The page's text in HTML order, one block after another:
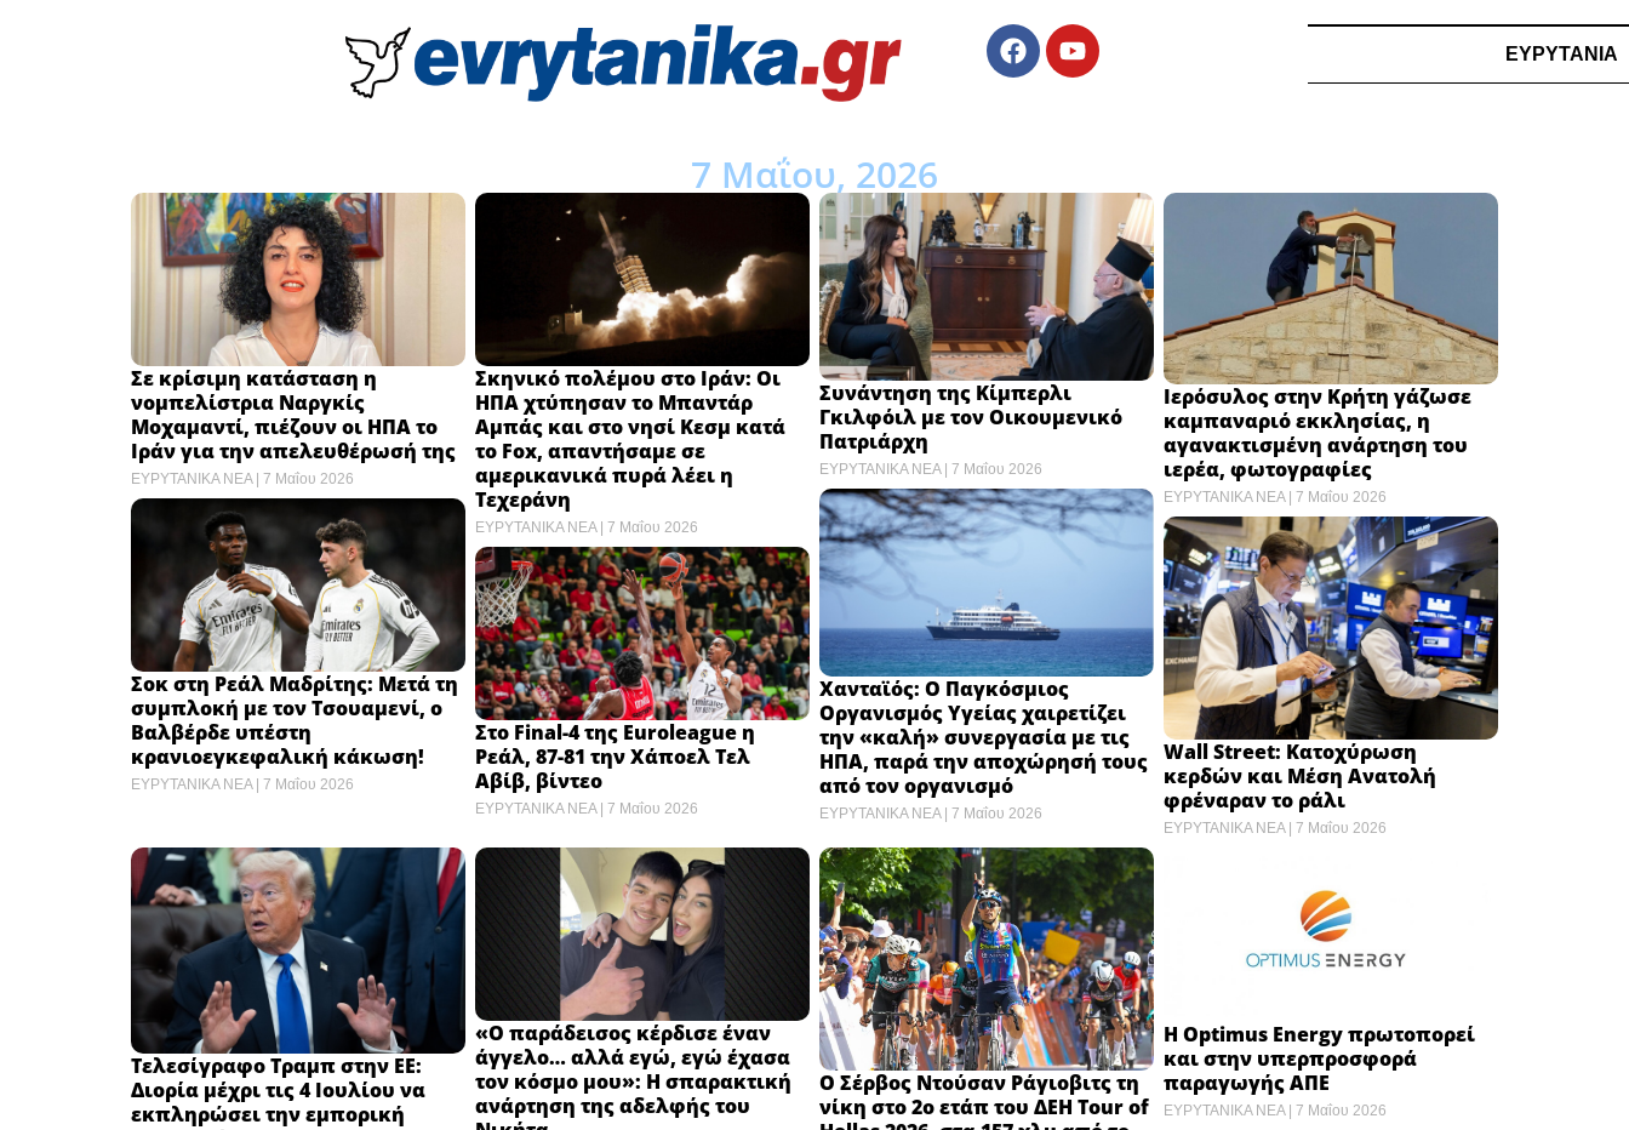
ΕΥΡΥΤΑΝΙΑ
7 Μαΐου, 2026
Σε κρίσιμη κατάσταση η
νομπελίστρια Ναργκίς
Μοχαμαντί, πιέζουν οι ΗΠΑ το
Ιράν για την απελευθέρωσή της
ΕΥΡΥΤΑΝΙΚΑ ΝΕΑ 7 Μαΐου 2026
Σκηνικό πολέμου στο Ιράν: Οι
ΗΠΑ χτύπησαν το Μπαντάρ
Αμπάς και στο νησί Κεσμ κατά
το Fox, απαντήσαμε σε
αμερικανικά πυρά λέει η
Τεχεράνη
ΕΥΡΥΤΑΝΙΚΑ ΝΕΑ 7 Μαΐου 2026
Συνάντηση της Κίμπερλι
Γκιλφόιλ με τον Οικουμενικό
Πατριάρχη
ΕΥΡΥΤΑΝΙΚΑ ΝΕΑ 7 Μαΐου 2026
Ιερόσυλος στην Κρήτη γάζωσε
καμπαναριό εκκλησίας, η
αγανακτισμένη ανάρτηση του
ιερέα, φωτογραφίες
ΕΥΡΥΤΑΝΙΚΑ ΝΕΑ 7 Μαΐου 2026
Σοκ στη Ρεάλ Μαδρίτης: Μετά τη
συμπλοκή με τον Τσουαμενί, ο
Βαλβέρδε υπέστη
κρανιοεγκεφαλική κάκωση!
ΕΥΡΥΤΑΝΙΚΑ ΝΕΑ 7 Μαΐου 2026
Στο Final-4 της Euroleague η
Ρεάλ, 87-81 την Χάποελ Τελ
Αβίβ, βίντεο
ΕΥΡΥΤΑΝΙΚΑ ΝΕΑ 7 Μαΐου 2026
Χανταϊός: Ο Παγκόσμιος
Οργανισμός Υγείας χαιρετίζει
την «καλή» συνεργασία με τις
ΗΠΑ, παρά την αποχώρησή τους
από τον οργανισμό
ΕΥΡΥΤΑΝΙΚΑ ΝΕΑ 7 Μαΐου 2026
Wall Street: Κατοχύρωση
κερδών και Μέση Ανατολή
φρέναραν το ράλι
ΕΥΡΥΤΑΝΙΚΑ ΝΕΑ 7 Μαΐου 2026
Τελεσίγραφο Τραμπ στην ΕΕ:
Διορία μέχρι τις 4 Ιουλίου να
εκπληρώσει την εμπορική
«Ο παράδεισος κέρδισε έναν
άγγελο… αλλά εγώ, εγώ έχασα
τον κόσμο μου»: Η σπαρακτική
ανάρτηση της αδελφής του
Ο Σέρβος Ντούσαν Ράγιοβιτς τη
νίκη στο 2ο ετάπ του ΔΕΗ Tour of
H Optimus Energy πρωτοπορεί
και στην υπερπροσφορά
παραγωγής ΑΠΕ
ΕΥΡΥΤΑΝΙΚΑ ΝΕΑ 7 Μαΐου 2026